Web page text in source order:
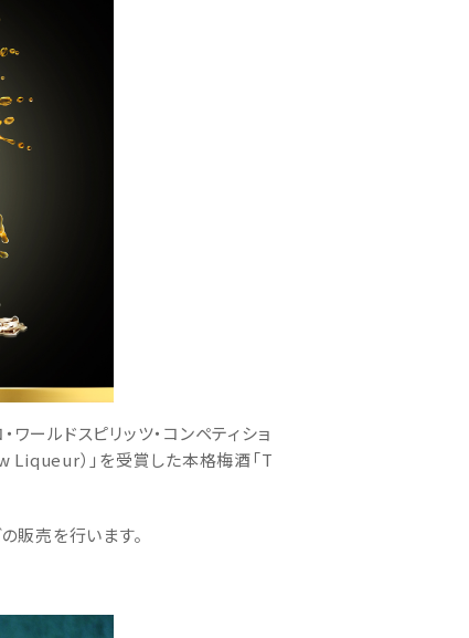
ルドスピリッツ・コンペティショ
Liqueur）」を受賞した本格梅酒「T
販売を行います。